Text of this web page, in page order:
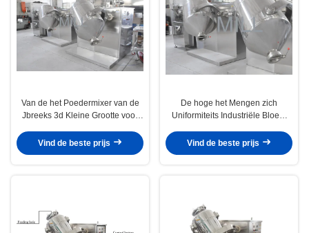
Van de het Poedermixer van de
Jbreeks 3d Kleine Grootte voor
Poedergeneeskunde van de de
Vind de beste prijs
De hoge het Mengen zich
Uniformiteits Industriële Bloem
Machinedeeltje Verpakte Poeder
Vind de beste prijs